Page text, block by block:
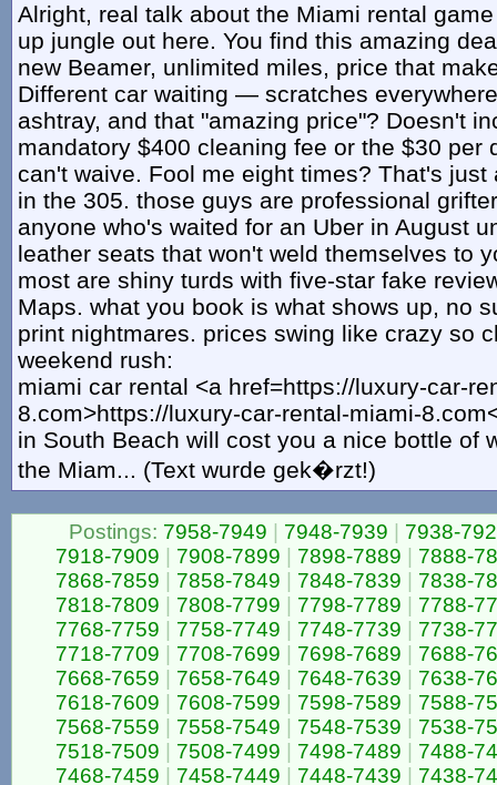
Alright, real talk about the Miami rental
up jungle out here. You find this amazing
new Beamer, unlimited miles, price that
Different car waiting — scratches
ashtray, and that "amazing price"? Doesn't
mandatory $400 cleaning fee or the $30 per
can't waive. Fool me eight times? That's just
in the 305. those guys are professional
anyone who's waited for an Uber in August
leather seats that won't weld themselves to
most are shiny turds with five-star fake
Maps. what you book is what shows up, no
print nightmares. prices swing like crazy so
weekend rush:
miami car rental <a href=https://luxury-car-
8.com>https://luxury-car-rental-miami-
in South Beach will cost you a nice bottle of
the Miam... (Text wurde gek�rzt!)
Postings: 7958-7949 7948-7939
7938-
7918-7909
7908-7899 7898-7889
7888-
7868-7859
7858-7849 7848-7839
7838-
7818-7809
7808-7799 7798-7789
7788-
7768-7759
7758-7749 7748-7739
7738-
7718-7709
7708-7699 7698-7689
7688-
7668-7659
7658-7649 7648-7639
7638-
7618-7609
7608-7599 7598-7589
7588-
7568-7559
7558-7549 7548-7539
7538-
7518-7509
7508-7499 7498-7489
7488-
7468-7459
7458-7449 7448-7439 7438-